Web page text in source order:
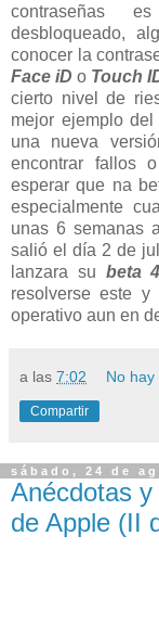
contraseñas
desbloqueado,
conocer la
Face iD o Touch
cierto nivel de
mejor ejemplo
una nueva
encontrar fallos
esperar que na
especialmente
unas 6 semanas
salió el día 2 de
lanzara su beta 4
resolverse este y
operativo aun en
a las 7:02 No hay
Compartir
sábado, 24 de
Anécdotas
de Apple (II